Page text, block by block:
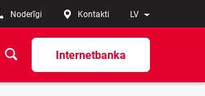
LV
Noderīgi Kontakti
Internetbanka